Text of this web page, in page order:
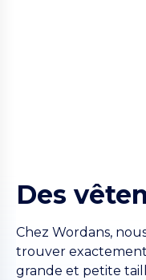
Des
Chez Wordans,
trouver
grande et petite